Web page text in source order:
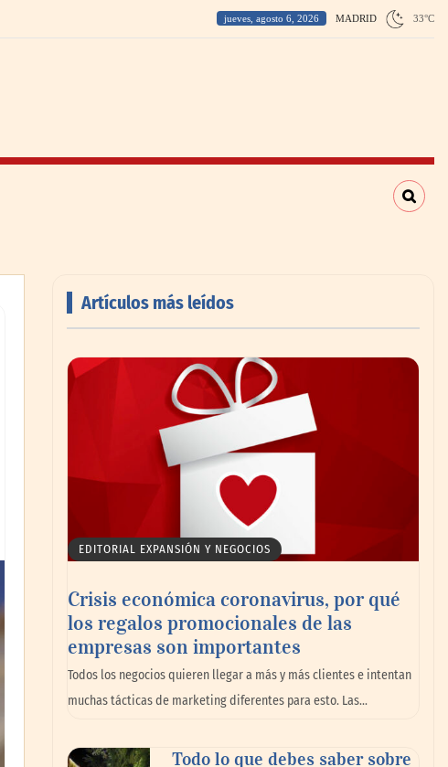
jueves, agosto 6, 2026 MADRID 33°C
Artículos más leídos
EDITORIAL EXPANSIÓN Y NEGOCIOS
Crisis económica coronavirus, por qué
los regalos promocionales de las
empresas son importantes
Todos los negocios quieren llegar a más y más clientes e intentan
muchas tácticas de marketing diferentes para esto. Las…
Todo lo que debes saber sobre